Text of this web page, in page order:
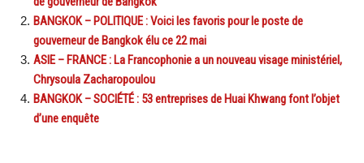
BANGKOK – POLITIQUE : Voici les favoris pour le poste de
gouverneur de Bangkok élu ce 22 mai
ASIE – FRANCE : La Francophonie a un nouveau visage ministériel,
Chrysoula Zacharopoulou
BANGKOK – SOCIÉTÉ : 53 entreprises de Huai Khwang font l’objet
d’une enquête